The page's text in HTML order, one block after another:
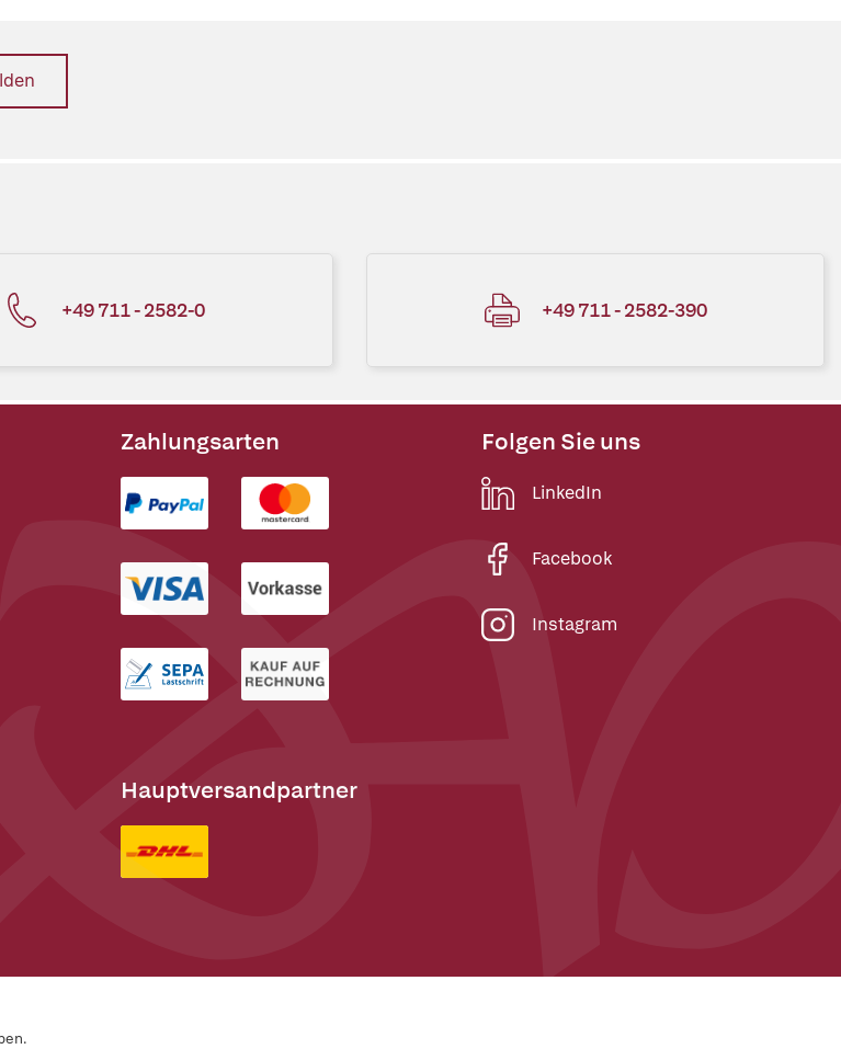
+49 711 - 2582-0 +49 711 - 2582-390
Zahlungsarten
Hauptversandpartner
Folgen Sie uns
LinkedIn
Facebook
Instagram